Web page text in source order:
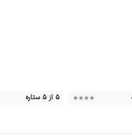
۵ از ۵ ستاره